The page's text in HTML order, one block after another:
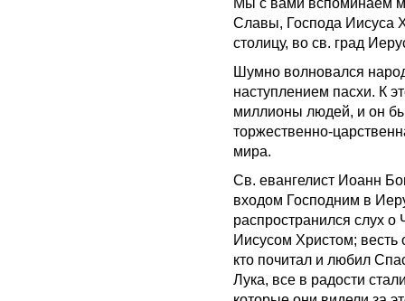
Славы, Господа Иисуса
столицу, во св. град
Шумно волновался
наступлением пасхи. К
миллионы людей, и он
торжественно-
мира.
Св. евангелист Иоанн
входом Господним в
распространился слух
Иисусом Христом; весть
кто почитал и любил
Лука, все в радости